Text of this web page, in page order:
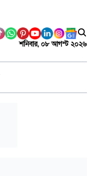
শনিবার, ০৮ আগস্ট ২০২৬